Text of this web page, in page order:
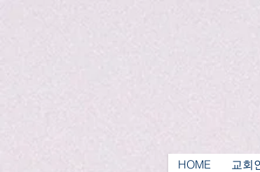
HOME 교회